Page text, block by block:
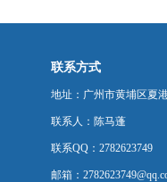
联系方式
地址：广州市黄埔区夏
联系人：陈马蓬
联系QQ：2782623749
邮箱：